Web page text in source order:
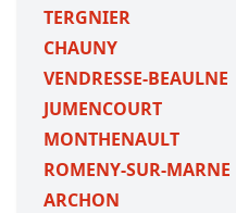
TERGNIER
CHAUNY
VENDRESSE-BEAULNE
JUMENCOURT
MONTHENAULT
ROMENY-SUR-MARNE
ARCHON